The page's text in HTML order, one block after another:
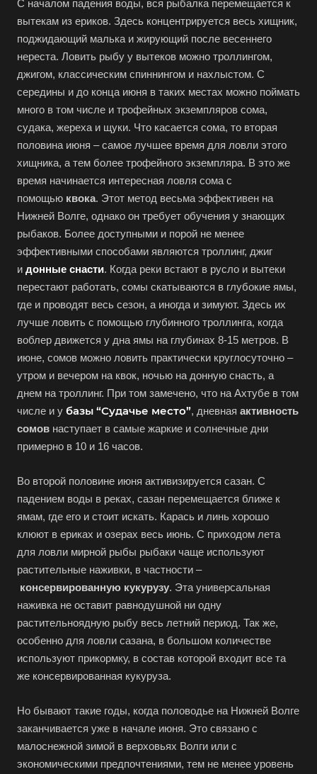
С началом падения воды, вся рыбалка перемещается к
вытекам из ериков. Здесь концентрируется весь хищник,
поджидающий малька и жирующий после весеннего
нереста. Ловить рыбу у вытеков можно троллингом,
джигом, классическим спиннингом и нахлыстом. С
середины и до конца июня в таких местах можно поймать
много в том числе и трофейных экземпляров сома,
судака, жереха и щуки. Что касается сома, то вторая
половина июня – самое лучшее время для ловли этого
хищника, а тем более трофейного экземпляра. В это же
время начинается интересная ловля сома с
помощью квока. Этот метод весьма эффективен на
Нижней Волге, однако он требует обучения у знающих
рыбаков. Более доступными и порой не менее
эффективными способами являются троллинг, джиг
и донные снасти. Когда реки встают в русло и вытеки
перестают работать, сомы скатываются в глубокие ямы,
где и проводят весь сезон, а иногда и зимуют. Здесь их
лучше ловить с помощью глубинного троллинга, когда
воблер движется у дна ямы на глубинах 8-15 метров. В
июне, сомов можно ловить практически круглосуточно –
утром и вечером на квок, ночью на донную снасть, а
днем на троллинг. При том замечено, что на Ахтубе в том
числе и у базы “Судачье место”, дневная активность
сомов наступает в самые жаркие и солнечные дни
примерно в 10 и 16 часов.
Во второй половине июня активизируется сазан. С
падением воды в реках, сазан перемещается ближе к
ямам, где его и стоит искать. Карась и линь хорошо
клюют в ериках и озерах весь июнь. С приходом лета
для ловли мирной рыбы рыбаки чаще используют
растительные наживки, в частности –
консервированную кукурузу. Эта универсальная
наживка не оставит равнодушной ни одну
растительноядную рыбу весь летний период. Так же,
особенно для ловли сазана, в большом количестве
используют прикормку, в состав которой входит все та
же консервированная кукуруза.
Но бывают такие годы, когда половодье на Нижней Волге
заканчивается уже в начале июня. Это связано с
малоснежной зимой в верховьях Волги или с
экономическими предпочтениями, тем не менее уровень